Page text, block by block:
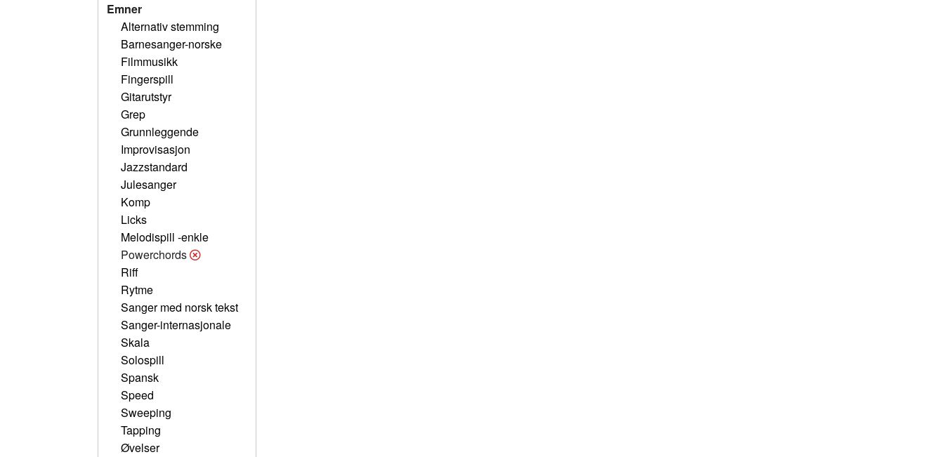
Emner
Alternativ stemming
Barnesanger-norske
Filmmusikk
Fingerspill
Gitarutstyr
Grep
Grunnleggende
Improvisasjon
Jazzstandard
Julesanger
Komp
Licks
Melodispill -enkle
Powerchords
Riff
Rytme
Sanger med norsk tekst
Sanger-internasjonale
Skala
Solospill
Spansk
Speed
Sweeping
Tapping
Øvelser